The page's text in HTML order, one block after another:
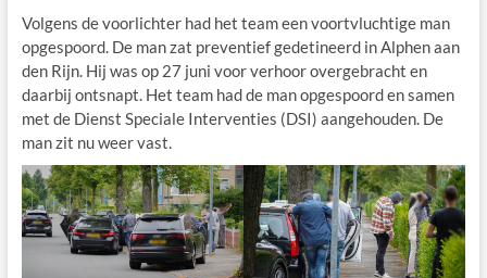
Volgens de voorlichter had het team een voortvluchtige man
opgespoord. De man zat preventief gedetineerd in Alphen aan
den Rijn. Hij was op 27 juni voor verhoor overgebracht en
daarbij ontsnapt. Het team had de man opgespoord en samen
met de Dienst Speciale Interventies (DSI) aangehouden. De
man zit nu weer vast.